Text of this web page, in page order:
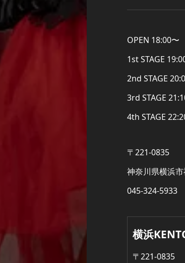
OPEN 18:00〜
1st STAGE
2nd STAGE
3rd STAGE
4th STAGE
〒221-0835
神奈川県横浜
045-324-5933
横浜
〒221-0835